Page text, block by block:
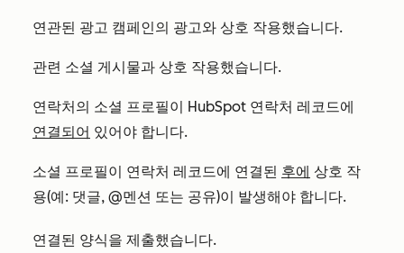
연관된 광고 캠페인의 광고와 상호 작용했습니다.
관련 소셜 게시물과 상호 작용했습니다.
연락처의 소셜 프로필이 HubSpot 연락처 레코드에
연결되어 있어야 합니다.
소셜 프로필이 연락처 레코드에 연결된 후에 상호 작
용(예: 댓글, @멘션 또는 공유)이 발생해야 합니다.
연결된 양식을 제출했습니다.